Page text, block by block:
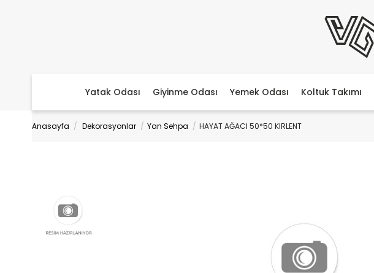
Yatak Odası Giyinme Odası Yemek Odası Koltuk Takımı
Anasayfa Dekorasyonlar Yan Sehpa HAYAT AĞACI 50*50 KIRLENT